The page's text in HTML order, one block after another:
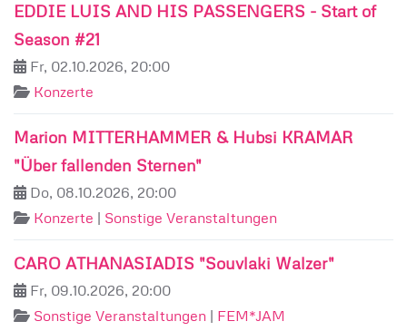
EDDIE LUIS AND HIS PASSENGERS - Start of
Season #21
Fr, 02.10.2026, 20:00
Konzerte
Marion MITTERHAMMER & Hubsi KRAMAR
"Über fallenden Sternen"
Do, 08.10.2026, 20:00
Konzerte | Sonstige Veranstaltungen
CARO ATHANASIADIS "Souvlaki Walzer"
Fr, 09.10.2026, 20:00
Sonstige Veranstaltungen | FEM*JAM